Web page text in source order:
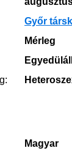
Győr
Mérleg
Magyar